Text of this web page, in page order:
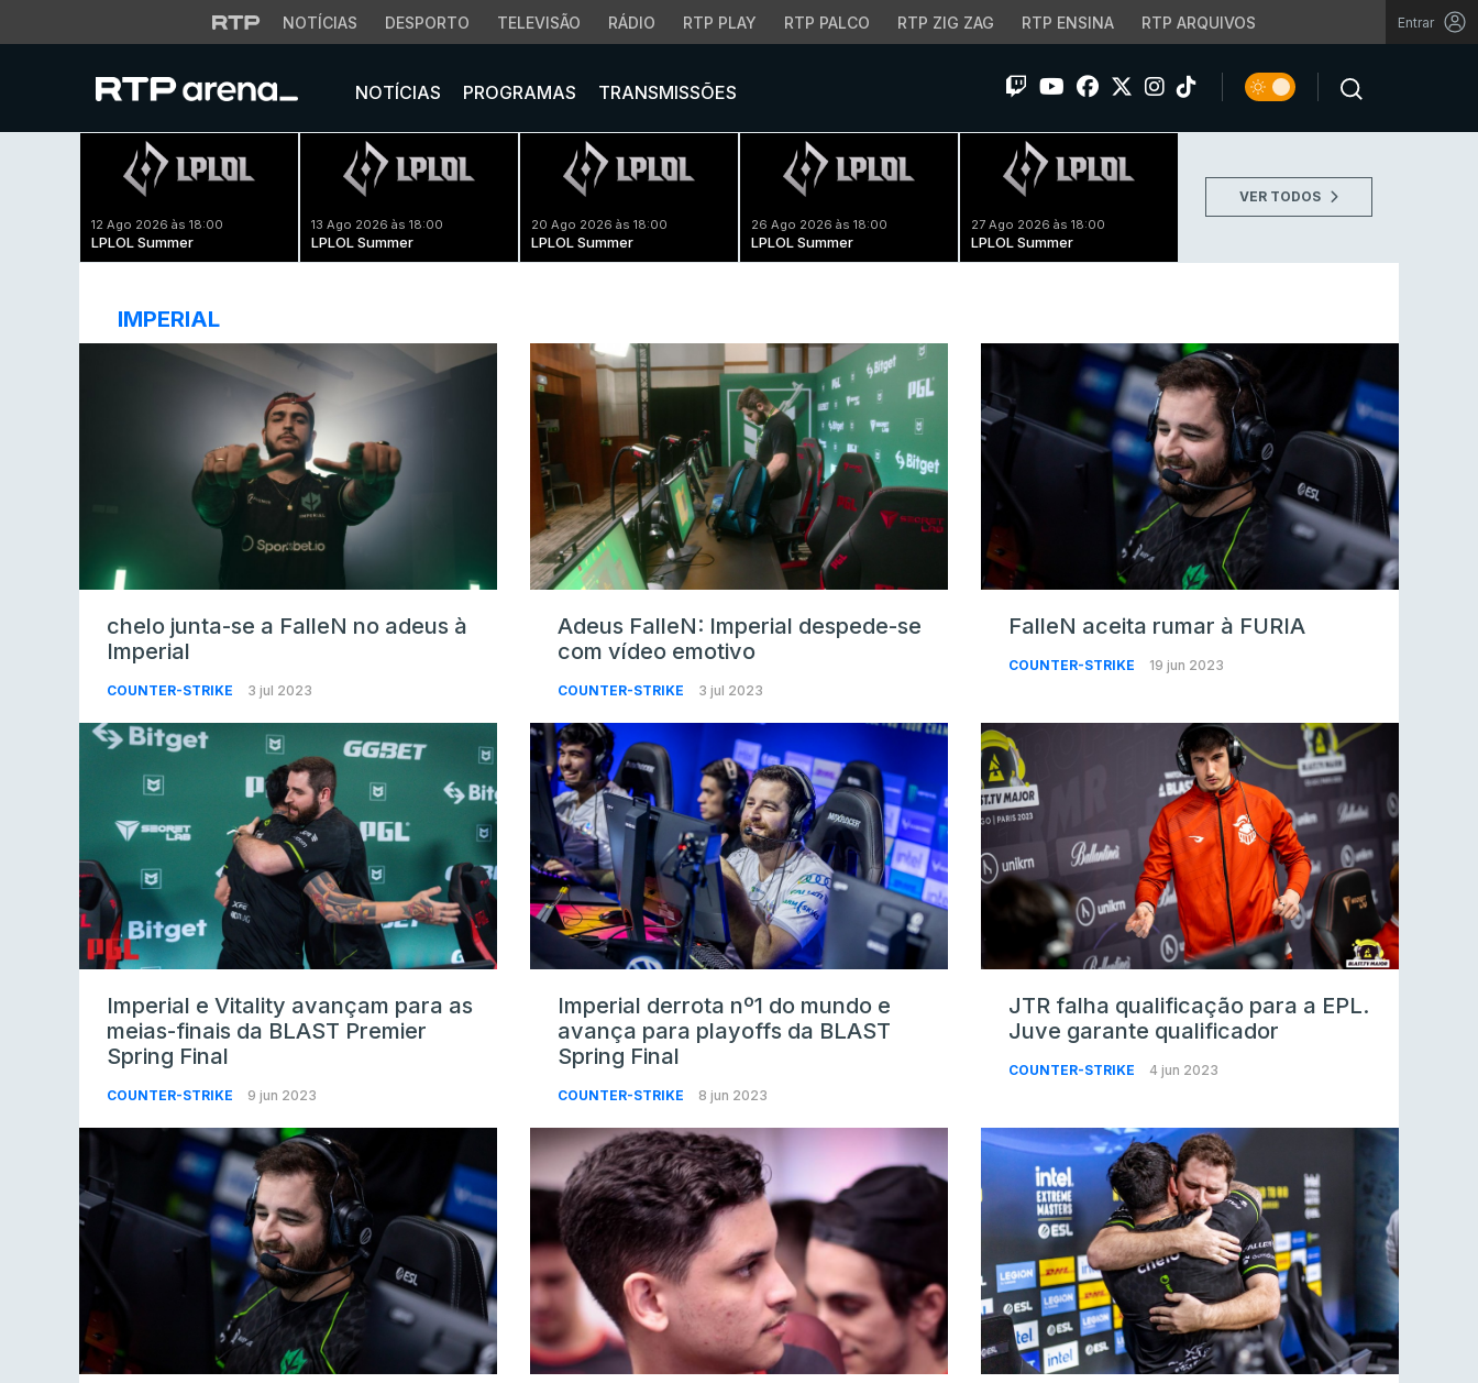
NOTÍCIAS DESPORTO TELEVISÃO RÁDIO RTP PLAY RTP PALCO RTP ZIG ZAG RTP ENSINA RTP ARQUIVOS Entrar
NOTÍCIAS PROGRAMAS TRANSMISSÕES
12 Ago 2026 às 18:00
LPLOL Summer
13 Ago 2026 às 18:00
LPLOL Summer
20 Ago 2026 às 18:00
LPLOL Summer
26 Ago 2026 às 18:00
LPLOL Summer
27 Ago 2026 às 18:00
LPLOL Summer
VER TODOS
IMPERIAL
chelo junta-se a FalleN no adeus à
Imperial
COUNTER-STRIKE 3 jul 2023
Adeus FalleN: Imperial despede-se
com vídeo emotivo
COUNTER-STRIKE 3 jul 2023
FalleN aceita rumar à FURIA
COUNTER-STRIKE 19 jun 2023
Imperial e Vitality avançam para as
meias-finais da BLAST Premier
Spring Final
COUNTER-STRIKE 9 jun 2023
Imperial derrota nº1 do mundo e
avança para playoffs da BLAST
Spring Final
COUNTER-STRIKE 8 jun 2023
JTR falha qualificação para a EPL.
Juve garante qualificador
COUNTER-STRIKE 4 jun 2023